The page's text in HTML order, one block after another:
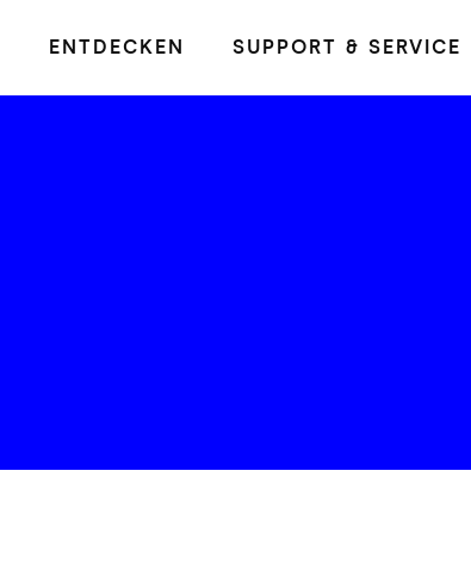
ENTDECKEN SUPPORT & SERVICE